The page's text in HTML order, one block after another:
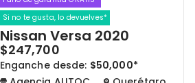
Si no te gusta, lo devuelves*
Nissan Versa 2020
$247,700
Enganche desde: $50,000*